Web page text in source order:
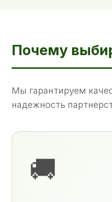
Почему
Мы гарантируем
надежность
🚚